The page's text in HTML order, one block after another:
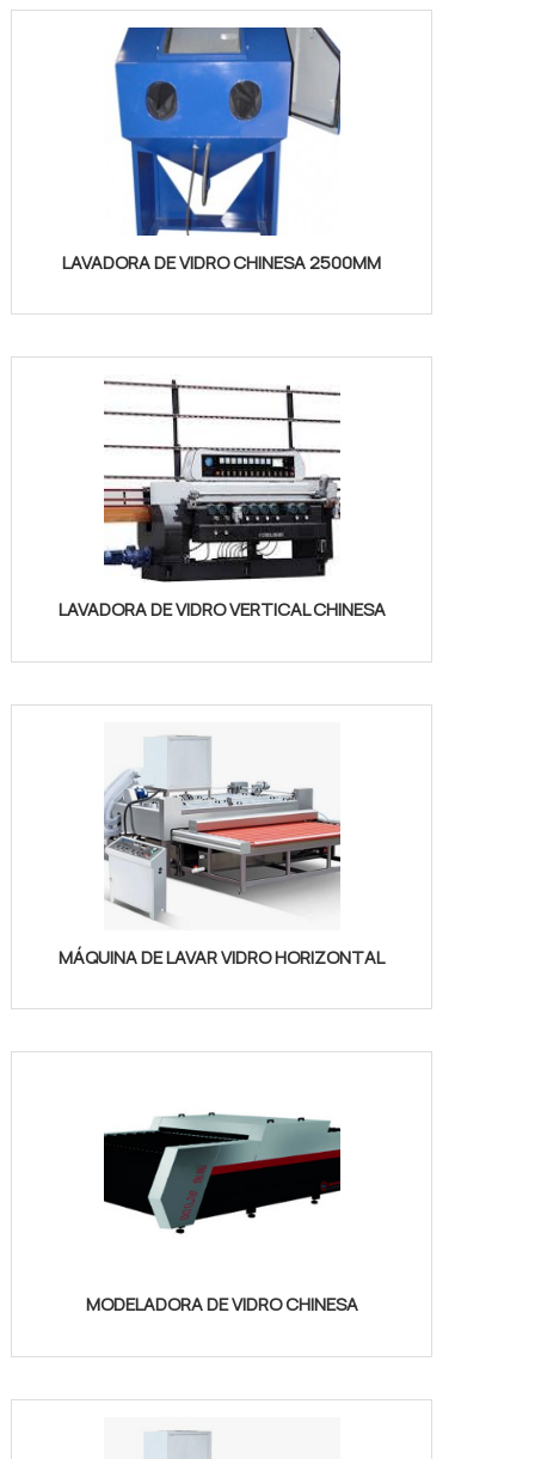
LAVADORA DE VIDRO CHINESA 2500MM
LAVADORA DE VIDRO VERTICAL CHINESA
MÁQUINA DE LAVAR VIDRO HORIZONTAL
MODELADORA DE VIDRO CHINESA